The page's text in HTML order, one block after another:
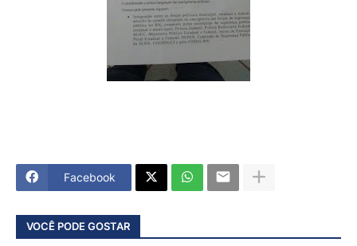
Facebook
VOCÊ PODE GOSTAR